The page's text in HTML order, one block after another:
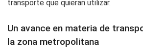
transporte que quieran utilizar.
Un avance en materia de
la zona metropolitana